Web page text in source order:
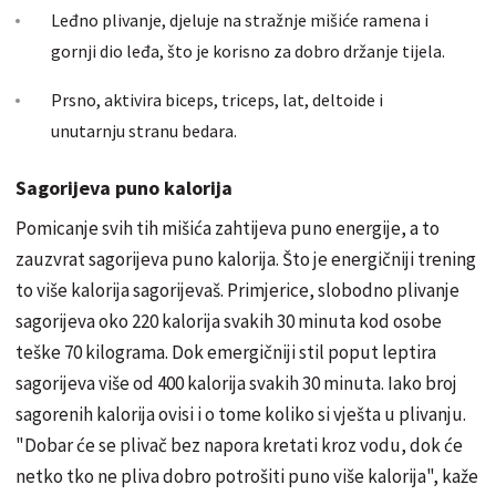
Leđno plivanje, djeluje na stražnje mišiće ramena i
gornji dio leđa, što je korisno za dobro držanje tijela.
Prsno, aktivira biceps, triceps, lat, deltoide i
unutarnju stranu bedara.
Sagorijeva puno kalorija
Pomicanje svih tih mišića zahtijeva puno energije, a to
zauzvrat sagorijeva puno kalorija. Što je energičniji trening
to više kalorija sagorijevaš. Primjerice, slobodno plivanje
sagorijeva oko 220 kalorija svakih 30 minuta kod osobe
teške 70 kilograma. Dok emergičniji stil poput leptira
sagorijeva više od 400 kalorija svakih 30 minuta. Iako broj
sagorenih kalorija ovisi i o tome koliko si vješta u plivanju.
"Dobar će se plivač bez napora kretati kroz vodu, dok će
netko tko ne pliva dobro potrošiti puno više kalorija", kaže